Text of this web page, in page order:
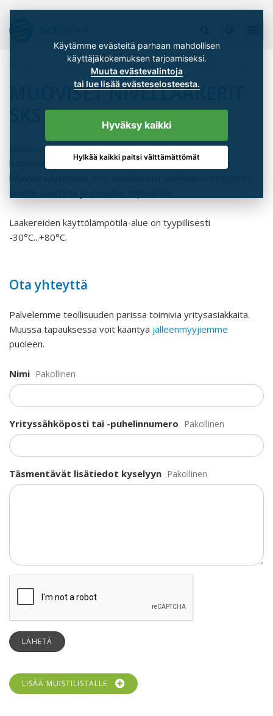
Tuotteet Laakerointi Muoviset nivellaakerit SKS
MUOVISET NIVELLAAKERIT
Muoviset SKS-nivellaakerit ovat itsevoitelevia ja
huoltovapaita. Laakereissa on hyvä iskunkestävyys ja
hiljainen käyttöääni. SKS-nivellaakerit soveltuvat erityisesti
suurille kuormille ja matalille nopeuksille.
Laakereiden käyttölämpötila-alue on tyypillisesti
-30°C...+80°C.
Ota yhteyttä
Palvelemme teollisuuden parissa toimivia yritysasiakkaita.
Muussa tapauksessa voit kääntyä jälleenmyyjiemme
puoleen.
Nimi Pakollinen
Yrityssähköposti tai -puhelinnumero Pakollinen
Täsmentävät lisätiedot kyselyyn Pakollinen
LÄHETÄ
LISÄÄ MUISTILISTALLE
Käytämme evästeitä parhaan mahdollisen
Muuta evästevalintoja
tai lue lisää evästeselosteesta.
Hyväksy kaikki
Hylkää kaikki paitsi välttämättömät